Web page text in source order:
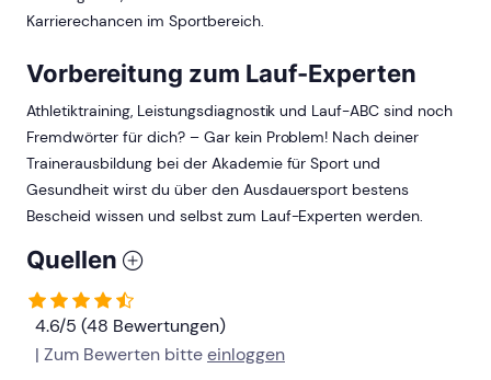
Karrierechancen im Sportbereich.
Vorbereitung zum Lauf-Experten
Athletiktraining, Leistungsdiagnostik und Lauf-ABC sind noch
Fremdwörter für dich? – Gar kein Problem! Nach deiner
Trainerausbildung bei der Akademie für Sport und
Gesundheit wirst du über den Ausdauersport bestens
Bescheid wissen und selbst zum Lauf-Experten werden.
Quellen
4.6/5 (48 Bewertungen)
| Zum Bewerten bitteeinloggen